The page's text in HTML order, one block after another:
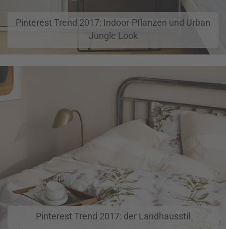
Pinterest Trend 2017: Indoor-Pflanzen und Urban
Jungle Look
Pinterest Trend 2017: der Landhausstil